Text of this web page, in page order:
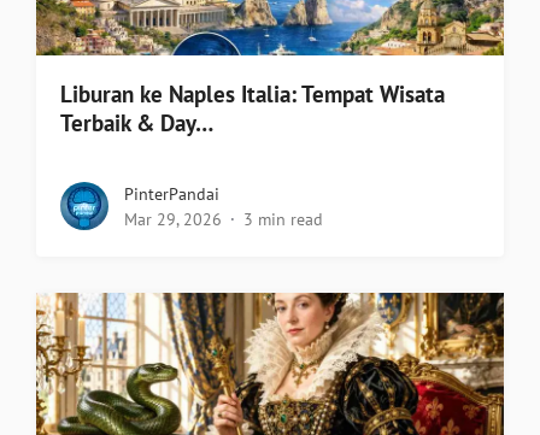
Liburan ke Naples Italia: Tempat Wisata
Terbaik & Day…
PinterPandai
Mar 29, 2026
3 min read